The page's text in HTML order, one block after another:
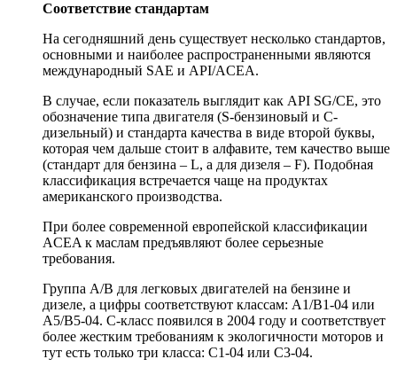
Соответствие стандартам
На сегодняшний день существует несколько стандартов,
основными и наиболее распространенными являются
международный SAE и API/ACEA.
В случае, если показатель выглядит как API SG/CE, это
обозначение типа двигателя (S-бензиновый и С-
дизельный) и стандарта качества в виде второй буквы,
которая чем дальше стоит в алфавите, тем качество выше
(стандарт для бензина – L, а для дизеля – F). Подобная
классификация встречается чаще на продуктах
американского производства.
При более современной европейской классификации
ACEA к маслам предъявляют более серьезные
требования.
Группа A/B для легковых двигателей на бензине и
дизеле, а цифры соответствуют классам: А1/В1-04 или
А5/В5-04. С-класс появился в 2004 году и соответствует
более жестким требованиям к экологичности моторов и
тут есть только три класса: С1-04 или С3-04.